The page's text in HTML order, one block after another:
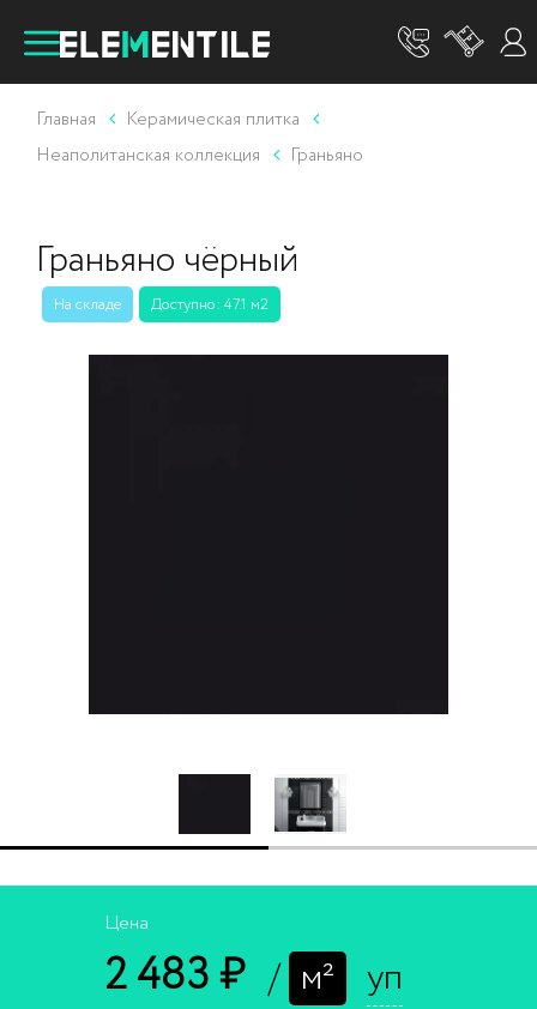
Главная
Керамическая плитка
Неаполитанская коллекция
Граньяно
Граньяно чёрный
На складе Доступно: 47.1 м2
Цена
2 483 ₽ / м² уп